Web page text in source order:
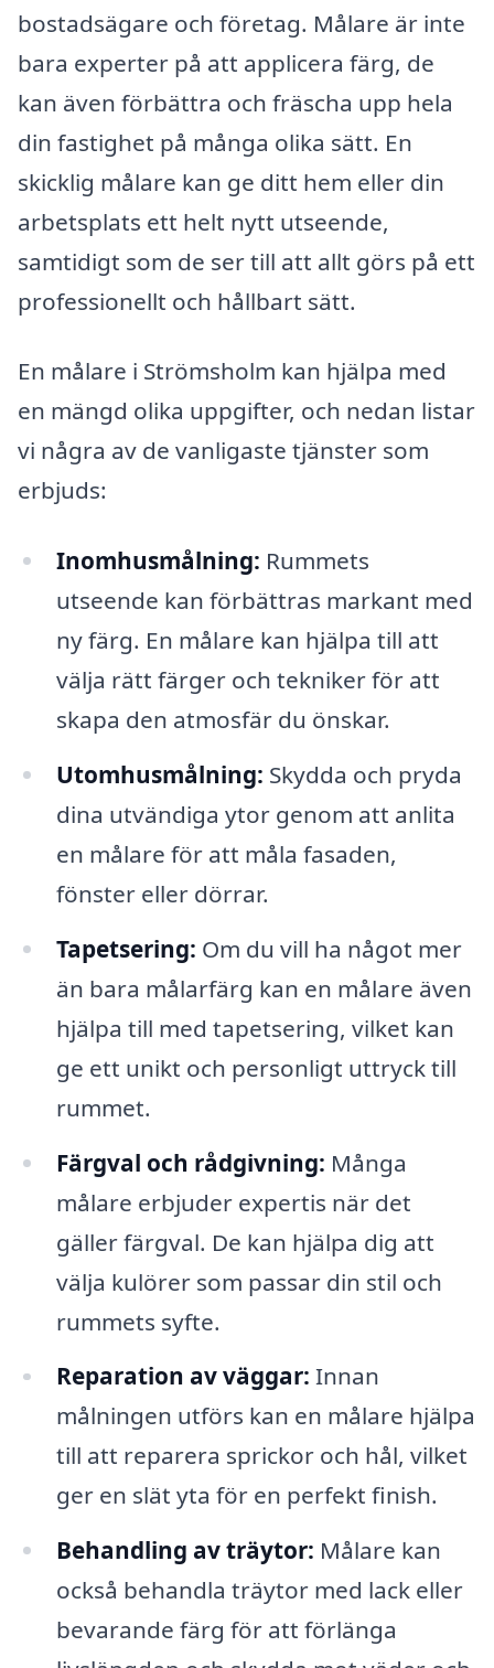
bostadsägare och företag. Målare är inte
bara experter på att applicera färg, de
kan även förbättra och fräscha upp hela
din fastighet på många olika sätt. En
skicklig målare kan ge ditt hem eller din
arbetsplats ett helt nytt utseende,
samtidigt som de ser till att allt görs på ett
professionellt och hållbart sätt.
En målare i Strömsholm kan hjälpa med
en mängd olika uppgifter, och nedan listar
vi några av de vanligaste tjänster som
erbjuds:
Inomhusmålning: Rummets
utseende kan förbättras markant med
ny färg. En målare kan hjälpa till att
välja rätt färger och tekniker för att
skapa den atmosfär du önskar.
Utomhusmålning: Skydda och pryda
dina utvändiga ytor genom att anlita
en målare för att måla fasaden,
fönster eller dörrar.
Tapetsering: Om du vill ha något mer
än bara målarfärg kan en målare även
hjälpa till med tapetsering, vilket kan
ge ett unikt och personligt uttryck till
rummet.
Färgval och rådgivning: Många
målare erbjuder expertis när det
gäller färgval. De kan hjälpa dig att
välja kulörer som passar din stil och
rummets syfte.
Reparation av väggar: Innan
målningen utförs kan en målare hjälpa
till att reparera sprickor och hål, vilket
ger en slät yta för en perfekt finish.
Behandling av träytor: Målare kan
också behandla träytor med lack eller
bevarande färg för att förlänga